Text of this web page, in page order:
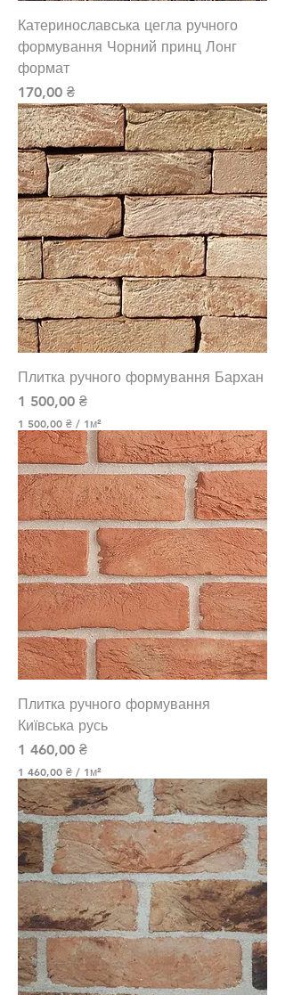
Катеринославська цегла ручного
формування Чорний принц Лонг
формат
Ціна
170,00 ₴
Плитка ручного формування Бархан
Ціна
1 500,00 ₴
1 500,00 ₴ / 1м²
1
5
0
0
,
0
0
₴
з
а
1
К
в
а
д
р
т
н
й
е
т
р
Плитка ручного формування
Київська русь
Ціна
1 460,00 ₴
1 460,00 ₴ / 1м²
1
4
6
0
,
0
0
₴
з
а
1
К
в